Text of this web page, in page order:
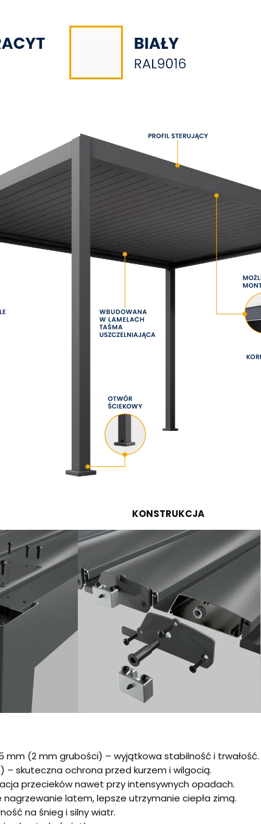
KONSTRUKCJA
mm (2 mm grubości) – wyjątkowa stabilność i trwałość.
– skuteczna ochrona przed kurzem i wilgocią.
przecieków nawet przy intensywnych opadach.
latem, lepsze utrzymanie ciepła zimą.
na śnieg i silny wiatr.